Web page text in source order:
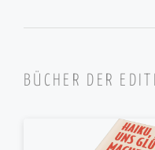
BÜCHER DER